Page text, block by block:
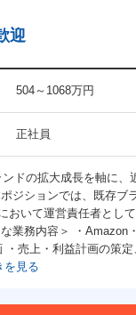
場
迎
504～1068万円
正社員
ドの拡大成長を軸に、
ジションでは、既存ブ
おいて運営責任者とし
業務内容＞ ・Amazon
売上・利益計画の策
を見る